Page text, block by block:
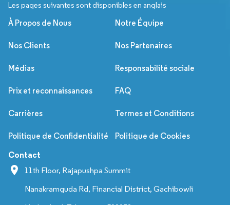
Les pages suivantes sont disponibles en anglais
À Propos de Nous Notre Équipe
Nos Clients Nos Partenaires
Médias Responsabilité sociale
Prix et reconnaissances FAQ
Carrières Termes et Conditions
Politique de Confidentialité Politique de Cookies
Contact
11th Floor, Rajapushpa Summit
Nanakramguda Rd, Financial District, Gachibowli